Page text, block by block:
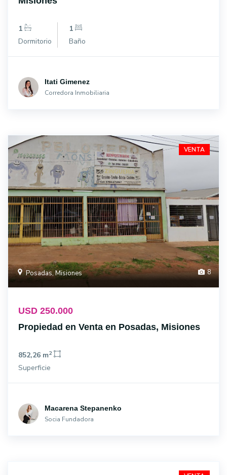
1
Dormitorio
1
Baño
Itati Gimenez
Corredora Inmobiliaria
VENTA
Posadas, Misiones 8
USD 250.000
Propiedad en Venta en Posadas, Misiones
852,26 m2
Superficie
Macarena Stepanenko
Socia Fundadora